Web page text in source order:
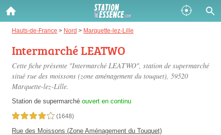
Hauts-de-France > Nord > Marquette-lez-Lille
Intermarché LEATWO
Cette fiche présente "Intermarché LEATWO", station de supermarché
situé rue des moissons (zone aménagement du touquet), 59520
Marquette-lez-Lille.
Station de supermarché ouvert en continu
4,0 étoiles sur 5 (1648)
Rue des Moissons (Zone Aménagement du Touquet)
Gazole :
Disponible
SP 98 :
Disponible
SP 95 :
Disponible Épuisé